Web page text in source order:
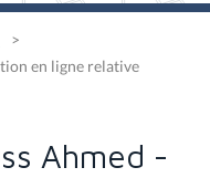
en ligne relative
Ahmed -